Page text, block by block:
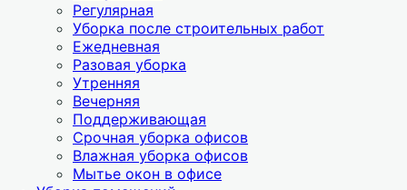
Регулярная
Уборка после строительных работ
Ежедневная
Разовая уборка
Утренняя
Вечерняя
Поддерживающая
Срочная уборка офисов
Влажная уборка офисов
Мытье окон в офисе